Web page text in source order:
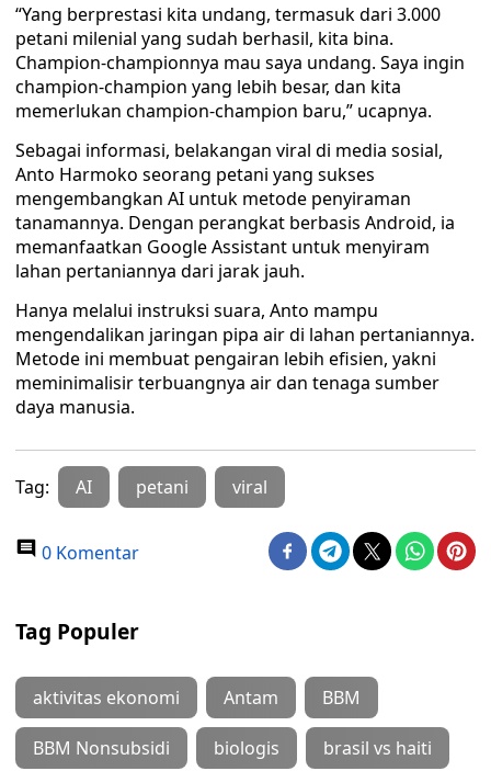
“Yang berprestasi kita undang, termasuk dari 3.000
petani milenial yang sudah berhasil, kita bina.
Champion-championnya mau saya undang. Saya ingin
champion-champion yang lebih besar, dan kita
memerlukan champion-champion baru,” ucapnya.
Sebagai informasi, belakangan viral di media sosial,
Anto Harmoko seorang petani yang sukses
mengembangkan AI untuk metode penyiraman
tanamannya. Dengan perangkat berbasis Android, ia
memanfaatkan Google Assistant untuk menyiram
lahan pertaniannya dari jarak jauh.
Hanya melalui instruksi suara, Anto mampu
mengendalikan jaringan pipa air di lahan pertaniannya.
Metode ini membuat pengairan lebih efisien, yakni
meminimalisir terbuangnya air dan tenaga sumber
daya manusia.
Tag: AI petani viral
0 Komentar
Tag Populer
aktivitas ekonomi Antam BBM
BBM Nonsubsidi biologis brasil vs haiti